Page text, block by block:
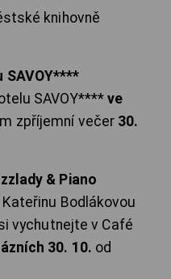
knihovně
SAVOY****
SAVOY****ve
zpříjemní večer 30.
& Piano
Bodlákovou
vychutnejte v Café
30. 10. od